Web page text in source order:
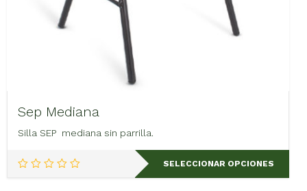
Sep Mediana
Silla SEP mediana sin parrilla.
SELECCIONAR OPCIONES
Este
producto